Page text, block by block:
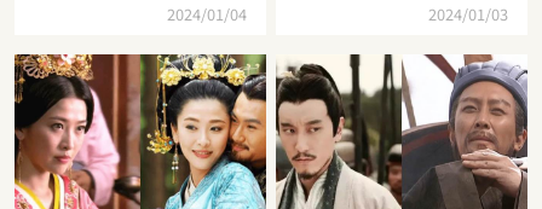
2024/01/04 2024/01/03